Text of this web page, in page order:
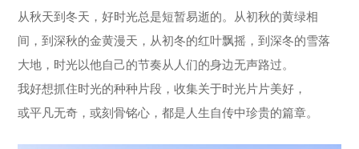
从秋天到冬天，好时光总是短暂易逝的。从初秋的黄绿相
间，到深秋的金黄漫天，从初冬的红叶飘摇，到深冬的雪落
大地，时光以他自己的节奏从人们的身边无声路过。
我好想抓住时光的种种片段，收集关于时光片片美好，
或平凡无奇，或刻骨铭心，都是人生自传中珍贵的篇章。